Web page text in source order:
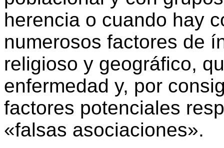
herencia o cuando hay
numerosos factores de
religioso y geográfico,
enfermedad y, por
factores potenciales
«falsas asociaciones».